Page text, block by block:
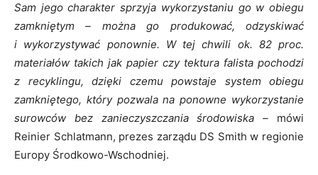
Sam jego charakter sprzyja wykorzystaniu go w obiegu
zamkniętym – można go produkować, odzyskiwać
i wykorzystywać ponownie. W tej chwili ok. 82 proc.
materiałów takich jak papier czy tektura falista pochodzi
z recyklingu, dzięki czemu powstaje system obiegu
zamkniętego, który pozwala na ponowne wykorzystanie
surowców bez zanieczyszczania środowiska – mówi
Reinier Schlatmann, prezes zarządu DS Smith w regionie
Europy Środkowo-Wschodniej.